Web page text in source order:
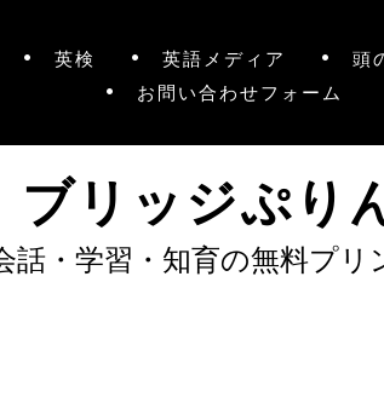
英検 英語メディア 頭
お問い合わせフォーム
ブリッジぷり
話・学習・知育の無料プリ